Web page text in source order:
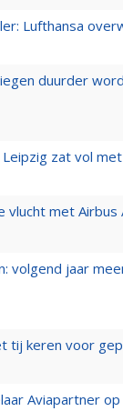
Lufthansa
duurder
zat vol
vlucht met Airbus
volgend jaar
tij keren voor
Aviapartner